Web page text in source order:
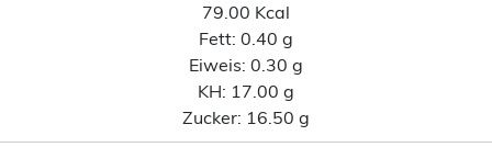
79.00 Kcal
Fett: 0.40 g
Eiweis: 0.30 g
KH: 17.00 g
Zucker: 16.50 g